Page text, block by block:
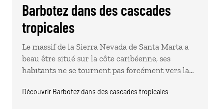
Barbotez dans des cascades
tropicales
Le massif de la Sierra Nevada de Santa Marta a
beau être situé sur la côte caribéenne, ses
habitants ne se tournent pas forcément vers la…
Découvrir Barbotez dans des cascades tropicales